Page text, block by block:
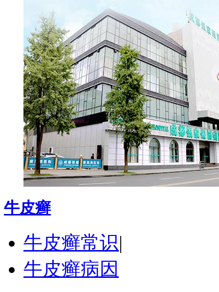
牛皮癣
牛皮癣常识|
牛皮癣病因